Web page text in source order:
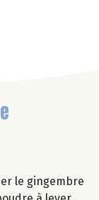
le gingembre